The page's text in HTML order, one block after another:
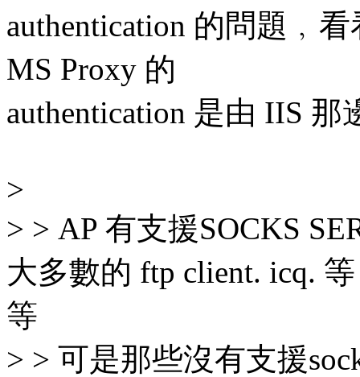
authentication 的問題﹐
MS Proxy 的
authentication 是由 IIS 那
>
> > AP 有支援SOCKS
大多數的 ftp client. icq. 等
等
> > 可是那些沒有支援